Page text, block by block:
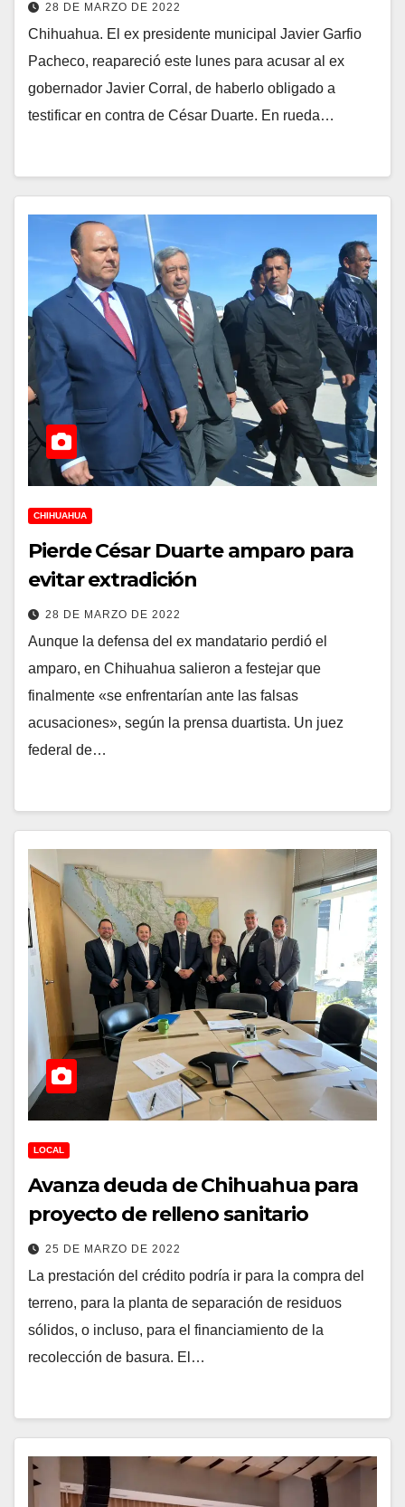
28 DE MARZO DE 2022
Chihuahua. El ex presidente municipal Javier Garfio
Pacheco, reapareció este lunes para acusar al ex
gobernador Javier Corral, de haberlo obligado a
testificar en contra de César Duarte. En rueda…
CHIHUAHUA
Pierde César Duarte amparo para
evitar extradición
28 DE MARZO DE 2022
Aunque la defensa del ex mandatario perdió el
amparo, en Chihuahua salieron a festejar que
finalmente «se enfrentarían ante las falsas
acusaciones», según la prensa duartista. Un juez
federal de…
LOCAL
Avanza deuda de Chihuahua para
proyecto de relleno sanitario
25 DE MARZO DE 2022
La prestación del crédito podría ir para la compra del
terreno, para la planta de separación de residuos
sólidos, o incluso, para el financiamiento de la
recolección de basura. El…